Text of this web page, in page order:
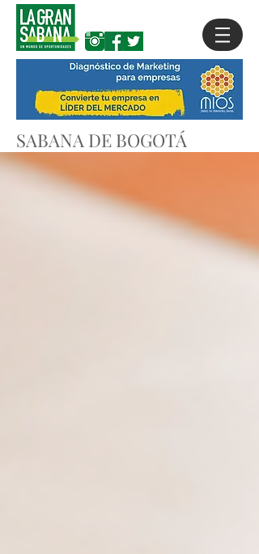
SABANA DE BOGOTÁ